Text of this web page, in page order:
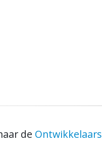
de Ontwikkelaars